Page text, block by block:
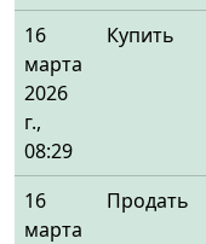
16
марта
2026
г.,
08:29
Купить
16
марта
Продать